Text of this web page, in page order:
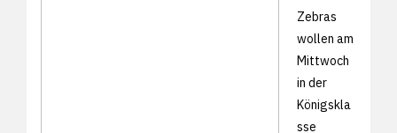
Zebras
wollen am
Mittwoch
in der
Königskla
sse